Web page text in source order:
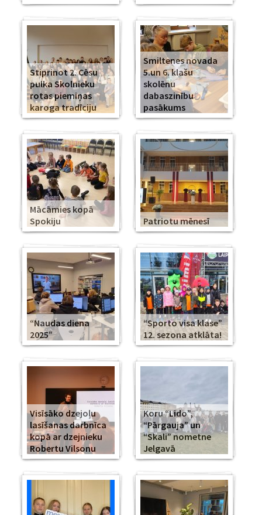
Stiprinot 2. Cēsu
pulka Skolnieku
rotas piemiņas
karoga tradīciju
Smiltenes novada
5.un 6. klašu
skolēnu
dabaszinību
pasākums
Mācāmies kopā
Spokiju
Patriotu mēnesī
“Naudas diena
2025”
“Sporto visa klase”
12. sezona atklāta!
Visīsāko dzejoļu
lasīšanas darbnīca
kopā ar dzejnieku
Robertu Vilsonu
Koru “Lido”,
“Pārgauja” un
“Skali” nometne
Jelgavā